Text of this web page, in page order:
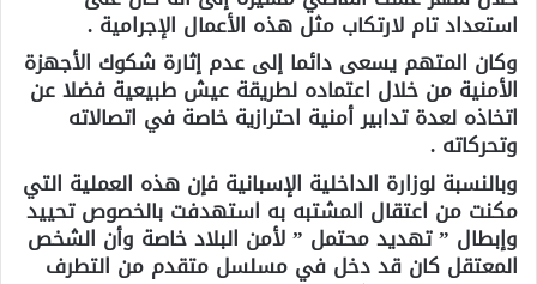
استعداد تام لارتكاب مثل هذه الأعمال الإجرامية .
وكان المتهم يسعى دائما إلى عدم إثارة شكوك الأجهزة
الأمنية من خلال اعتماده لطريقة عيش طبيعية فضلا عن
اتخاذه لعدة تدابير أمنية احترازية خاصة في اتصالاته
وتحركاته .
وبالنسبة لوزارة الداخلية الإسبانية فإن هذه العملية التي
مكنت من اعتقال المشتبه به استهدفت بالخصوص تحييد
وإبطال ” تهديد محتمل ” لأمن البلاد خاصة وأن الشخص
المعتقل كان قد دخل في مسلسل متقدم من التطرف